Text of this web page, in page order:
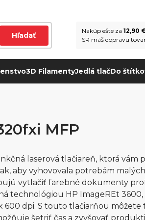
Hľadať
Nakúp ešte za 12,90
SR máš dopravu
3D FilamentyJedlá tlačDo
MFP
laserová tlačiareň, ktorá vám
aby vyhovovala potrebám
vytlačiť farebné dokumenty
technológiou HP ImageREt
600 dpi. S touto tlačiarňou
šetriť čas a zvyšovať